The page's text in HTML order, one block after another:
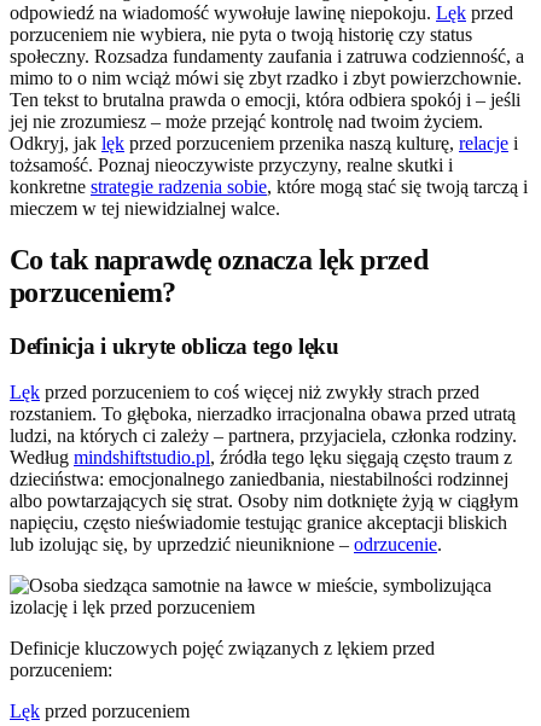
odpowiedź na wiadomość wywołuje lawinę niepokoju. Lęk przed
porzuceniem nie wybiera, nie pyta o twoją historię czy status
społeczny. Rozsadza fundamenty zaufania i zatruwa codzienność, a
mimo to o nim wciąż mówi się zbyt rzadko i zbyt powierzchownie.
Ten tekst to brutalna prawda o emocji, która odbiera spokój i – jeśli
jej nie zrozumiesz – może przejąć kontrolę nad twoim życiem.
Odkryj, jak lęk przed porzuceniem przenika naszą kulturę, relacje i
tożsamość. Poznaj nieoczywiste przyczyny, realne skutki i
konkretne strategie radzenia sobie, które mogą stać się twoją tarczą i
mieczem w tej niewidzialnej walce.
Co tak naprawdę oznacza lęk przed
porzuceniem?
Definicja i ukryte oblicza tego lęku
Lęk przed porzuceniem to coś więcej niż zwykły strach przed
rozstaniem. To głęboka, nierzadko irracjonalna obawa przed utratą
ludzi, na których ci zależy – partnera, przyjaciela, członka rodziny.
Według mindshiftstudio.pl, źródła tego lęku sięgają często traum z
dzieciństwa: emocjonalnego zaniedbania, niestabilności rodzinnej
albo powtarzających się strat. Osoby nim dotknięte żyją w ciągłym
napięciu, często nieświadomie testując granice akceptacji bliskich
lub izolując się, by uprzedzić nieuniknione – odrzucenie.
Definicje kluczowych pojęć związanych z lękiem przed
porzuceniem:
Lęk przed porzuceniem